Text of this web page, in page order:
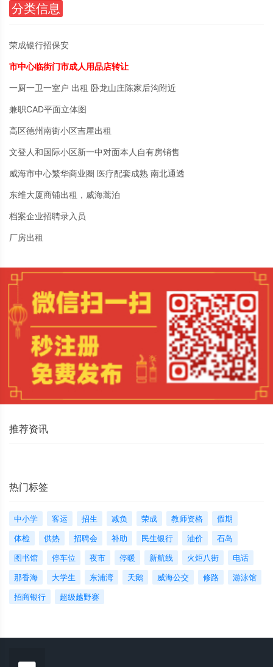
分类信息
荣成银行招保安
市中心临街门市成人用品店转让
一厨一卫一室户 出租 卧龙山庄陈家后沟附近
兼职CAD平面立体图
高区德州南街小区吉屋出租
文登人和国际小区新一中对面本人自有房销售
威海市中心繁华商业圈 医疗配套成熟 南北通透
东维大厦商铺出租，威海蒿泊
档案企业招聘录入员
厂房出租
推荐资讯
热门标签
中小学 客运 招生 减负 荣成 教师资格
假期
体检
供热 招聘会 补助 民生银行 油价
石岛
图书馆
停车位 夜市 停暖 新航线 火炬八街
电话
那香海
大学生 东浦湾 天鹅 威海公交 修路
游泳馆
招商银行
超级越野赛